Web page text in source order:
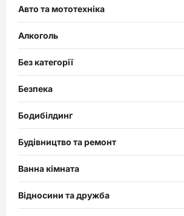
Авто та мототехніка
Алкоголь
Без категорії
Безпека
Бодибілдинг
Будівництво та ремонт
Ванна кімната
Відносини та дружба